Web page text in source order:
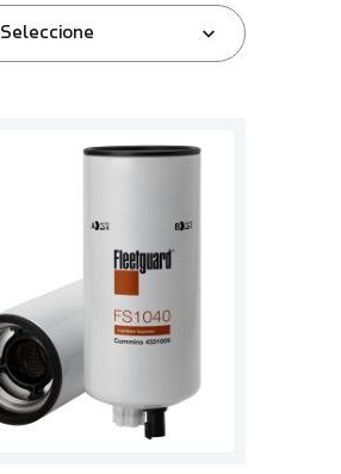
Seleccione